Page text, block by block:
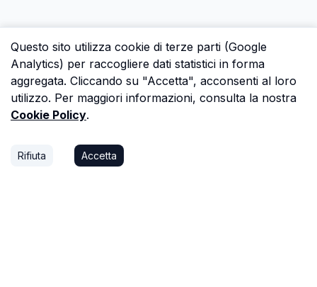
Questo sito utilizza cookie di terze parti (Google
Analytics) per raccogliere dati statistici in forma
aggregata. Cliccando su "Accetta", acconsenti al loro
utilizzo. Per maggiori informazioni, consulta la nostra
Cookie Policy.
Rifiuta Accetta